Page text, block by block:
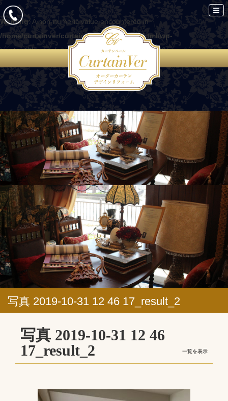
Warning: A non-numeric value encountered in
/home/curtainver/curtain-ver.com/public_html/wp-
content/themes/curtain/functions.php
on line 86
写真 2019-10-31 12 46 17_result_2
写真 2019-10-31 12 46
17_result_2
一覧を表示